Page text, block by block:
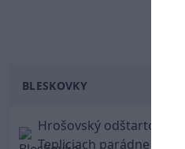
BLESKOVKY
Hrošovský odštartoval
Tepliciach parádne